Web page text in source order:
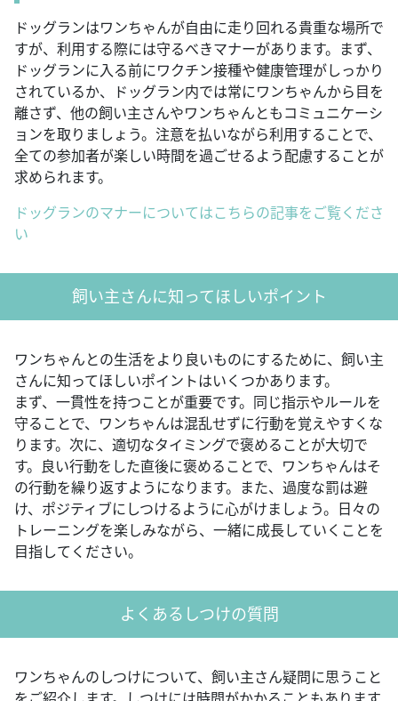
ドッグランはワンちゃんが自由に走り回れる貴重な場所で
すが、利用する際には守るべきマナーがあります。まず、
ドッグランに入る前にワクチン接種や健康管理がしっかり
されているか、ドッグラン内では常にワンちゃんから目を
離さず、他の飼い主さんやワンちゃんともコミュニケーシ
ョンを取りましょう。注意を払いながら利用することで、
全ての参加者が楽しい時間を過ごせるよう配慮することが
求められます。
ドッグランのマナーについてはこちらの記事をご覧くださ
い
飼い主さんに知ってほしいポイント
ワンちゃんとの生活をより良いものにするために、飼い主
さんに知ってほしいポイントはいくつかあります。
まず、一貫性を持つことが重要です。同じ指示やルールを
守ることで、ワンちゃんは混乱せずに行動を覚えやすくな
ります。次に、適切なタイミングで褒めることが大切で
す。良い行動をした直後に褒めることで、ワンちゃんはそ
の行動を繰り返すようになります。また、過度な罰は避
け、ポジティブにしつけるように心がけましょう。日々の
トレーニングを楽しみながら、一緒に成長していくことを
目指してください。
よくあるしつけの質問
ワンちゃんのしつけについて、飼い主さん疑問に思うこと